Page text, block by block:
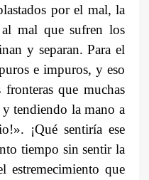
por el mal, la
mal que sufren los
y separan. Para el
e impuros, y eso
fronteras que muchas
tendiendo la mano a
¡Qué sentiría ese
tiempo sin sentir la
que